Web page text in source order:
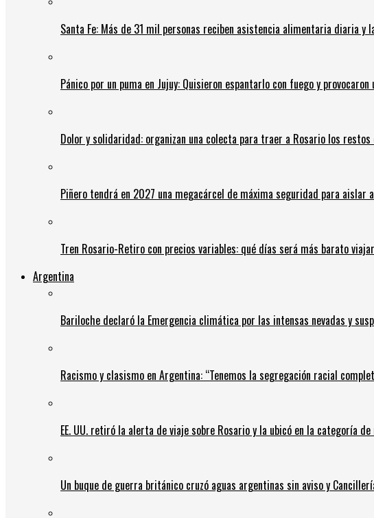
Santa Fe: Más de 31 mil personas reciben asistencia alimentaria diaria
Pánico por un puma en Jujuy: Quisieron espantarlo con fuego y
Dolor y solidaridad: organizan una colecta para traer a Rosario los
Piñero tendrá en 2027 una megacárcel de máxima seguridad para aislar
Tren Rosario-Retiro con precios variables: qué días será más barato viajar
Argentina
Bariloche declaró la Emergencia climática por las intensas nevadas y
Racismo y clasismo en Argentina: “Tenemos la segregación racial
EE. UU. retiró la alerta de viaje sobre Rosario y la ubicó en la categoría
Un buque de guerra británico cruzó aguas argentinas sin aviso y